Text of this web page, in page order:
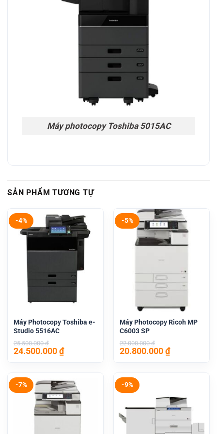
Máy photocopy Toshiba 5015AC
SẢN PHẨM TƯƠNG TỰ
-4%
Máy Photocopy Toshiba e-
Studio 5516AC
25.500.000₫
Giá
25.500.000 ₫.
24.500.000₫Giá
hiện
24.500.000 ₫.
-5%
Máy Photocopy Ricoh MP
C6003 SP
22.000.000₫
Giá
22.000.000 ₫.
20.800.000₫Giá
hiện
-7% -9%